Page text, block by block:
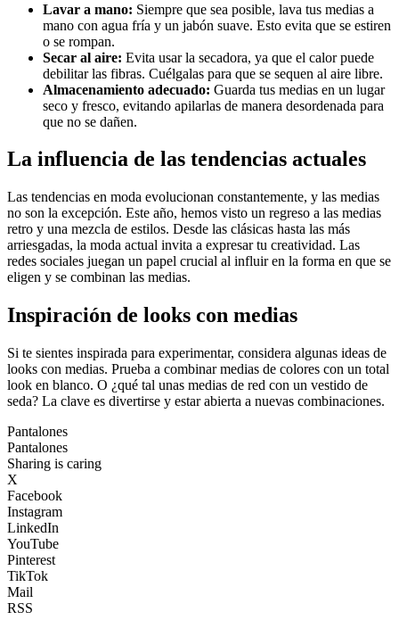
Lavar a mano: Siempre que sea posible, lava tus medias a
mano con agua fría y un jabón suave. Esto evita que se estiren
o se rompan.
Secar al aire: Evita usar la secadora, ya que el calor puede
debilitar las fibras. Cuélgalas para que se sequen al aire libre.
Almacenamiento adecuado: Guarda tus medias en un lugar
seco y fresco, evitando apilarlas de manera desordenada para
que no se dañen.
La influencia de las tendencias actuales
Las tendencias en moda evolucionan constantemente, y las medias
no son la excepción. Este año, hemos visto un regreso a las medias
retro y una mezcla de estilos. Desde las clásicas hasta las más
arriesgadas, la moda actual invita a expresar tu creatividad. Las
redes sociales juegan un papel crucial al influir en la forma en que se
eligen y se combinan las medias.
Inspiración de looks con medias
Si te sientes inspirada para experimentar, considera algunas ideas de
looks con medias. Prueba a combinar medias de colores con un total
look en blanco. O ¿qué tal unas medias de red con un vestido de
seda? La clave es divertirse y estar abierta a nuevas combinaciones.
Pantalones
Pantalones
Sharing is caring
X
Facebook
Instagram
LinkedIn
YouTube
Pinterest
TikTok
Mail
RSS